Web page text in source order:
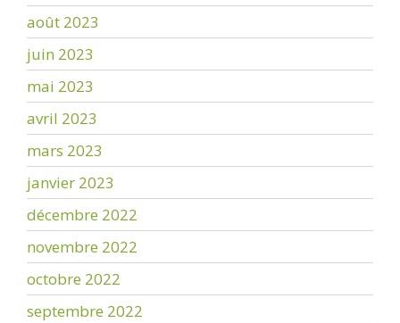
août 2023
juin 2023
mai 2023
avril 2023
mars 2023
janvier 2023
décembre 2022
novembre 2022
octobre 2022
septembre 2022